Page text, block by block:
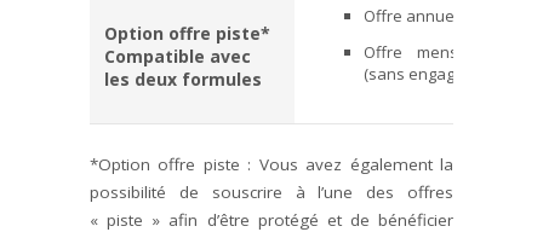
Option offre piste*
Compatible avec
les deux formules
Offre annuelle : 25€.
Offre mensuelle :
(sans engagement).
*Option offre piste : Vous avez également la
possibilité de souscrire à l’une des offres
« piste » afin d’être protégé et de bénéficier